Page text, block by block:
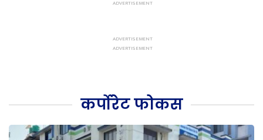
कर्पोरेट फोकस